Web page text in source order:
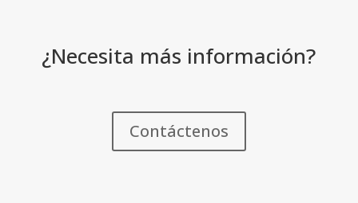
¿Necesita más información?
Contáctenos